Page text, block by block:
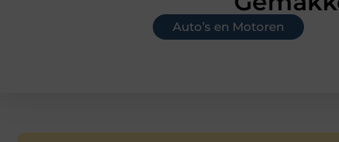
Auto’s en Motoren